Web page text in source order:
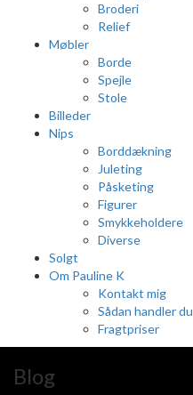
Broderi
Relief
Møbler
Borde
Spejle
Stole
Billeder
Nips
Borddækning
Juleting
Påsketing
Figurer
Smykkeholdere
Diverse
Solgt
Om Pauline K
Kontakt mig
Sådan handler du
Fragtpriser
Blog